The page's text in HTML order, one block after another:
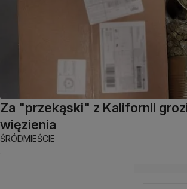
Za "przekąski" z Kalifornii
więzienia
ŚRÓDMIEŚCIE